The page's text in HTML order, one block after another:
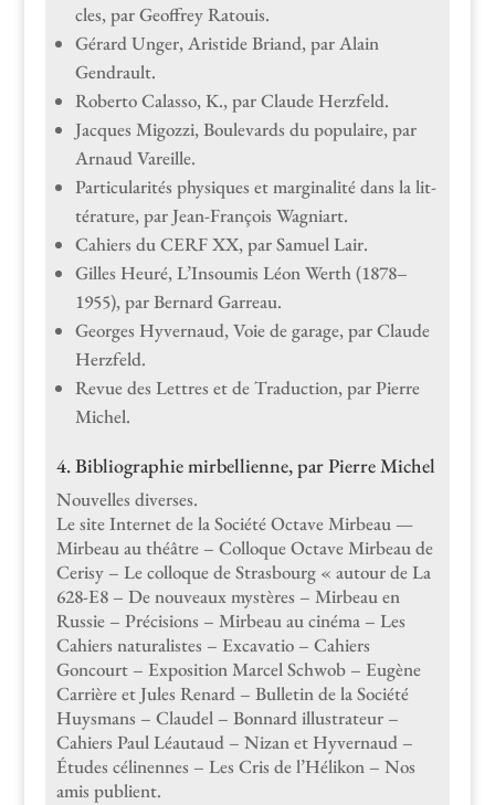
cles, par Geof­frey Ratouis.
Gérard Unger, Aris­tide Briand, par Alain
Gendrault.
Rober­to Calas­so, K., par Claude Herzfeld.
Jacques Migozzi, Boule­vards du pop­u­laire, par
Arnaud Vareille.
Par­tic­u­lar­ités physiques et mar­gin­al­ité dans la lit­
téra­ture, par Jean-François Wagniart.
Cahiers du CERF XX, par Samuel Lair.
Gilles Heuré, L’Insoumis Léon Werth (1878–
1955), par Bernard Garreau.
Georges Hyver­naud, Voie de garage, par Claude
Herzfeld.
Revue des Let­tres et de Tra­duc­tion, par Pierre
Michel.
4. Bibliographie mirbellienne, par Pierre Michel
Nou­velles diverses.
Le site Inter­net de la Société Octave Mir­beau —
Mir­beau au théâtre – Col­loque Octave Mir­beau de
Cerisy – Le col­loque de Stras­bourg « autour de La
628-E8 – De nou­veaux mys­tères – Mir­beau en
Russie – Pré­ci­sions – Mir­beau au ciné­ma – Les
Cahiers nat­u­ral­istes – Exca­va­tio – Cahiers
Goncourt – Expo­si­tion Mar­cel Schwob – Eugène
Car­rière et Jules Renard – Bul­letin de la Société
Huys­mans – Claudel – Bon­nard illus­tra­teur –
Cahiers Paul Léau­taud – Nizan et Hyver­naud –
Études céli­nennes – Les Cris de l’Hélikon – Nos
amis publient.